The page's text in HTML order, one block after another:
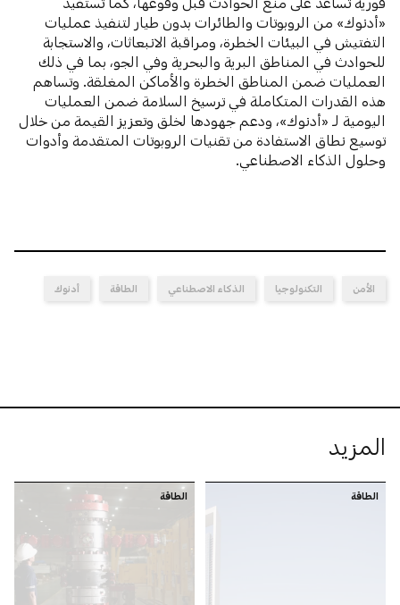
«أدنوك» من الروبوتات والطائرات بدون طيار لتنفيذ عمليات
التفتيش في البيئات الخطرة، ومراقبة الانبعاثات، والاستجابة
للحوادث في المناطق البرية والبحرية وفي الجو، بما في ذلك
العمليات ضمن المناطق الخطرة والأماكن المغلقة. وتساهم
هذه القدرات المتكاملة في ترسيخ السلامة ضمن العمليات
اليومية لـ «أدنوك»، ودعم جهودها لخلق وتعزيز القيمة من خلال
توسيع نطاق الاستفادة من تقنيات الروبوتات المتقدمة وأدوات
وحلول الذكاء الاصطناعي.
الأمن التكنولوجيا الذكاء الاصطناعي الطاقة أدنوك
المزيد
الطاقة الطاقة